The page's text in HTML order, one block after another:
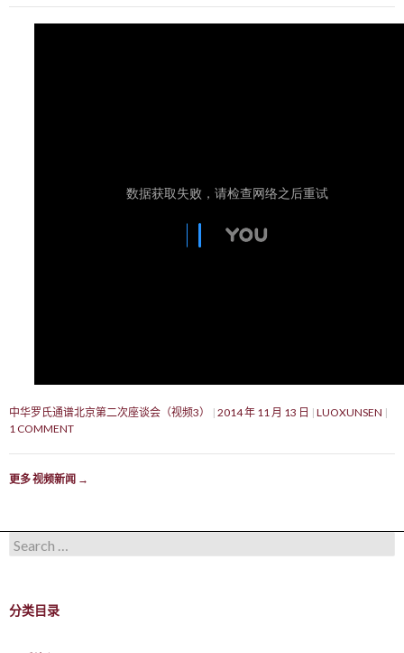
中华罗氏通谱北京第二次座谈会（视频3） 2014 年 11 月 13 日
LUOXUNSEN
1 COMMENT
更多 视频新闻 →
Search for:
分类目录